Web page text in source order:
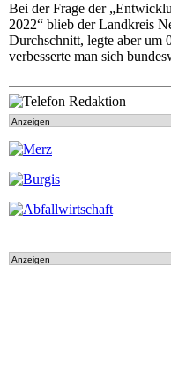
Bei der Frage der
2022“ blieb der Landkreis
Durchschnitt, legte aber um
verbesserte man sich
Anzeigen
Anzeigen